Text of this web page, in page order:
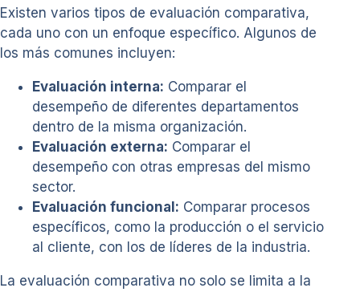
Existen varios tipos de evaluación comparativa,
cada uno con un enfoque específico. Algunos de
los más comunes incluyen:
Evaluación interna: Comparar el
desempeño de diferentes departamentos
dentro de la misma organización.
Evaluación externa: Comparar el
desempeño con otras empresas del mismo
sector.
Evaluación funcional: Comparar procesos
específicos, como la producción o el servicio
al cliente, con los de líderes de la industria.
La evaluación comparativa no solo se limita a la